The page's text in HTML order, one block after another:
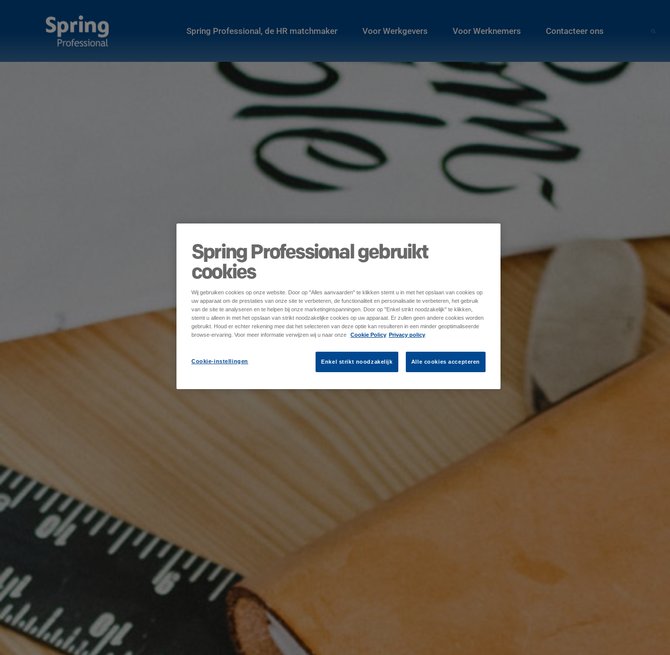
Spring Professional, de HR matchmaker Voor Werkgevers Voor Werknemers Contacteer ons
Spring Professional gebruikt
cookies
Wij gebruiken cookies op onze website. Door op "Alles aanvaarden" te klikken stemt u in met het opslaan van cookies op
uw apparaat om de prestaties van onze site te verbeteren, de functionaliteit en personalisatie te verbeteren, het gebruik
van de site te analyseren en te helpen bij onze marketinginspanningen. Door op "Enkel strikt noodzakelijk" te klikken,
stemt u alleen in met het opslaan van strikt noodzakelijke cookies op uw apparaat. Er zullen geen andere cookies worden
gebruikt. Houd er echter rekening mee dat het selecteren van deze optie kan resulteren in een minder geoptimaliseerde
browse-ervaring. Voor meer informatie verwijzen wij u naar onze
Cookie Policy Privacy policy
Enkel strikt noodzakelijk Alle cookies accepteren
Cookie-instellingen